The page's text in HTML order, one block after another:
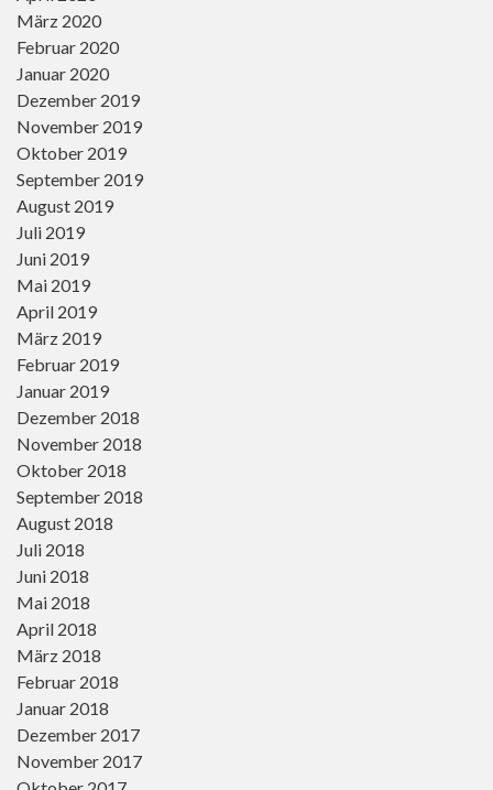
März 2020
Februar 2020
Januar 2020
Dezember 2019
November 2019
Oktober 2019
September 2019
August 2019
Juli 2019
Juni 2019
Mai 2019
April 2019
März 2019
Februar 2019
Januar 2019
Dezember 2018
November 2018
Oktober 2018
September 2018
August 2018
Juli 2018
Juni 2018
Mai 2018
April 2018
März 2018
Februar 2018
Januar 2018
Dezember 2017
November 2017